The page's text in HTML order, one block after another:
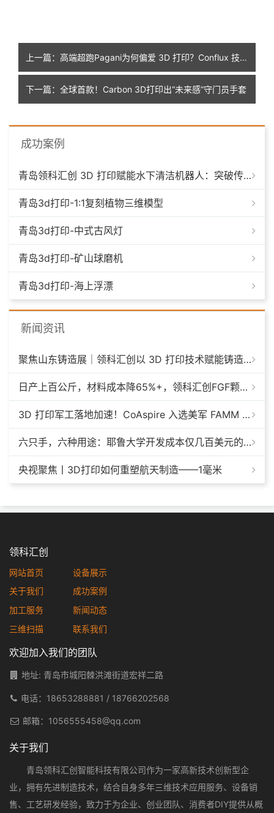
上一篇：高端超跑Pagani为何偏爱 3D 打印？Conflux 技术成关键一环，热效率提升30%
下一篇：全球首款！Carbon 3D打印出“未来感”守门员手套
成功案例
青岛领科汇创 3D 打印赋能水下清洁机器人：突破传统制造，深耕海洋智能装备新场景
青岛3d打印-1:1复刻植物三维模型
青岛3d打印-中式古风灯
青岛3d打印-矿山球磨机
青岛3d打印-海上浮漂
新闻资讯
聚焦山东铸造展｜领科汇创以 3D 打印技术赋能铸造模具革新
日产上百公斤，材料成本降65%+，领科汇创FGF颗粒料3D打印机
3D 打印军工落地加速！CoAspire 入选美军 FAMM 导弹项目，RAACM 巡航导弹依托增材制造推进量产
六只手，六种用途：耶鲁大学开发成本仅几百美元的3D打印多功能假肢套装
央视聚焦丨3D打印如何重塑航天制造——1毫米
领科汇创
网站首页
关于我们
加工服务
三维扫描
设备展示
成功案例
新闻动态
联系我们
欢迎加入我们的团队
地址: 青岛市城阳棘洪滩街道宏祥二路
电话： 18653288881 / 18766202568
邮箱： 1056555458@qq.com
关于我们
青岛领科汇创智能科技有限公司作为一家高新技术创新型企
业，拥有先进制造技术，结合自身多年三维技术应用服务、设备销
售、工艺研发经验，致力于为企业、创业团队、消费者DIY提供从概